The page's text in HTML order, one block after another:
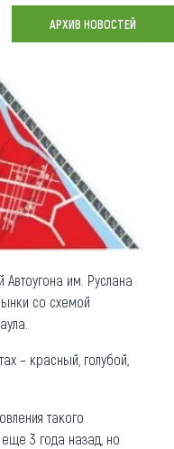
АРХИВ НОВОСТЕЙ
им. Руслана
со схемой
– красный, голубой,
такого
еще 3 года назад, но